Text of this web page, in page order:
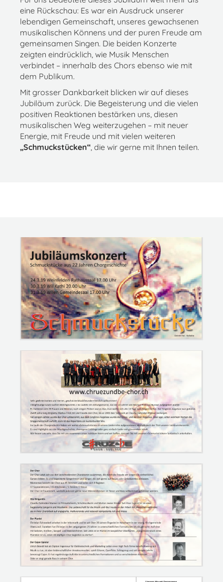
eine Rückschau: Es war ein Ausdruck unserer
lebendigen Gemeinschaft, unseres gewachsenen
musikalischen Könnens und der puren Freude am
gemeinsamen Singen. Die beiden Konzerte
zeigten eindrücklich, wie Musik Menschen
verbindet – innerhalb des Chors ebenso wie mit
dem Publikum.
Mit grosser Dankbarkeit blicken wir auf dieses
Jubiläum zurück. Die Begeisterung und die vielen
positiven Reaktionen bestärken uns, diesen
musikalischen Weg weiterzugehen – mit neuer
Energie, mit Freude und mit vielen weiteren
„Schmuckstücken“ , die wir gerne mit Ihnen teilen.